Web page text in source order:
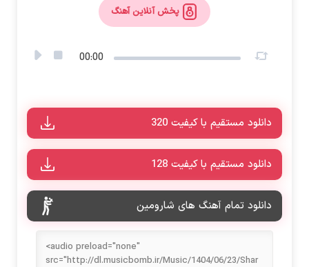
پخش آنلاین آهنگ
00:00
دانلود مستقیم با کیفیت 320
دانلود مستقیم با کیفیت 128
دانلود تمام آهنگ های شارومین